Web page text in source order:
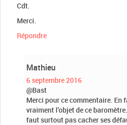
Cdt.
Merci.
Répondre
Mathieu
6 septembre 2016
@Bast
Merci pour ce commentaire. En
vraiment l’objet de ce
faut surtout pas cacher ses